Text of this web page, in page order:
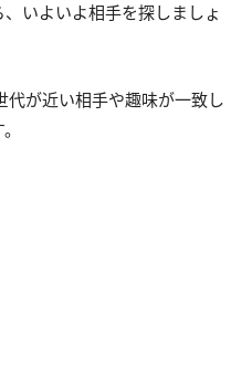
いよいよ相手を探しましょ
代が近い相手や趣味が一致し